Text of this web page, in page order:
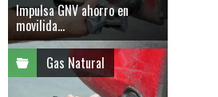
Impulsa GNV ahorro en
movilida...
Gas Natural